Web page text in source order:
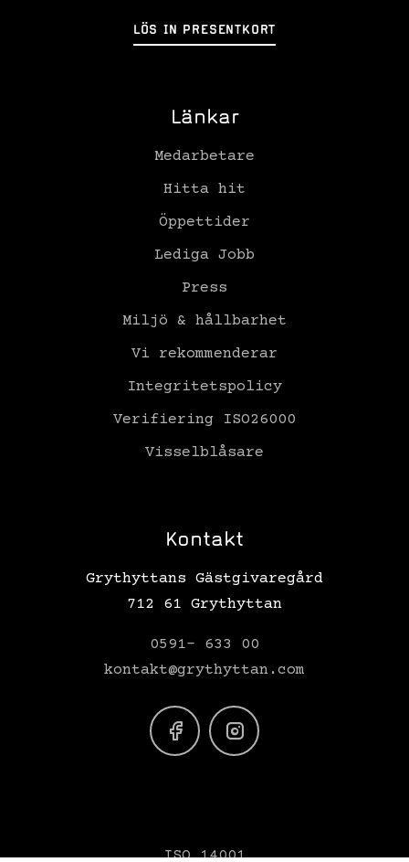
LÖS IN PRESENTKORT
Länkar
Medarbetare
Hitta hit
Öppettider
Lediga Jobb
Press
Miljö & hållbarhet
Vi rekommenderar
Integritetspolicy
Verifiering ISO26000
Visselblåsare
Kontakt
Grythyttans Gästgivaregård
712 61 Grythyttan
0591- 633 00
kontakt@grythyttan.com
ISO 14001